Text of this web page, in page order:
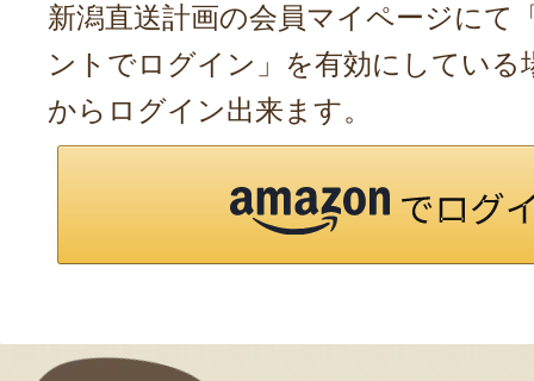
新潟直送計画の会員マイページにて
ントでログイン」を有効にしている
からログイン出来ます。